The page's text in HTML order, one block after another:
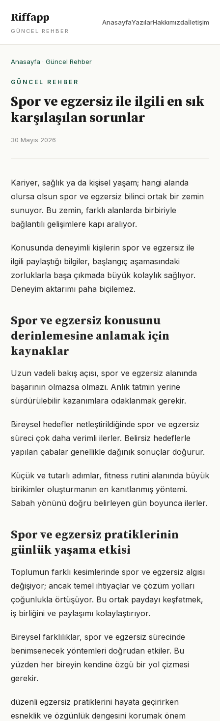
Riffapp
GÜNCEL REHBER
AnasayfaYazılarHakkımızdaİletişim
Anasayfa · Güncel Rehber
GÜNCEL REHBER
Spor ve egzersiz ile ilgili en sık
karşılaşılan sorunlar
30 Mayıs 2026
Kariyer, sağlık ya da kişisel yaşam; hangi alanda
olursa olsun spor ve egzersiz bilinci ortak bir zemin
sunuyor. Bu zemin, farklı alanlarda birbiriyle
bağlantılı gelişimlere kapı aralıyor.
Konusunda deneyimli kişilerin spor ve egzersiz ile
ilgili paylaştığı bilgiler, başlangıç aşamasındaki
zorluklarla başa çıkmada büyük kolaylık sağlıyor.
Deneyim aktarımı paha biçilemez.
Spor ve egzersiz konusunu
derinlemesine anlamak için
kaynaklar
Uzun vadeli bakış açısı, spor ve egzersiz alanında
başarının olmazsa olmazı. Anlık tatmin yerine
sürdürülebilir kazanımlara odaklanmak gerekir.
Bireysel hedefler netleştirildiğinde spor ve egzersiz
süreci çok daha verimli ilerler. Belirsiz hedeflerle
yapılan çabalar genellikle dağınık sonuçlar doğurur.
Küçük ve tutarlı adımlar, fitness rutini alanında büyük
birikimler oluşturmanın en kanıtlanmış yöntemi.
Sabah yönünü doğru belirleyen gün boyunca ilerler.
Spor ve egzersiz pratiklerinin
günlük yaşama etkisi
Toplumun farklı kesimlerinde spor ve egzersiz algısı
değişiyor; ancak temel ihtiyaçlar ve çözüm yolları
çoğunlukla örtüşüyor. Bu ortak paydayı keşfetmek,
iş birliğini ve paylaşımı kolaylaştırıyor.
Bireysel farklılıklar, spor ve egzersiz sürecinde
benimsenecek yöntemleri doğrudan etkiler. Bu
yüzden her bireyin kendine özgü bir yol çizmesi
gerekir.
düzenli egzersiz pratiklerini hayata geçirirken
esneklik ve özgünlük dengesini korumak önem